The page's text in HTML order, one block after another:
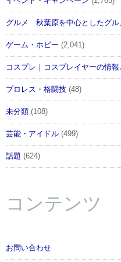
グルメ 秋葉原を中心としたグ
ゲーム・ホビー (2,041)
コスプレ｜コスプレイヤーの情
プロレス・格闘技 (48)
未分類 (108)
芸能・アイドル (499)
話題 (624)
コンテンツ
お問い合わせ